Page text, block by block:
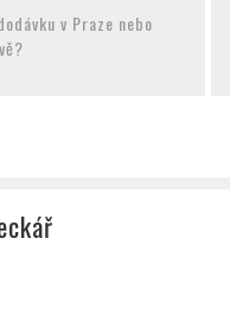
v Praze nebo